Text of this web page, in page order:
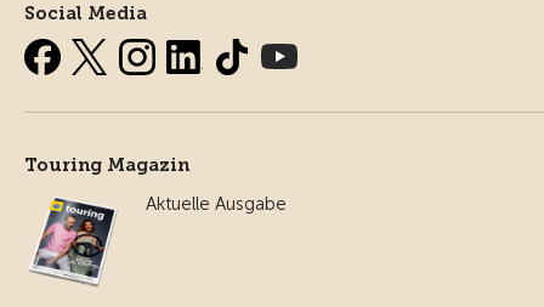
Social Media
Touring Magazin
Aktuelle Ausgabe